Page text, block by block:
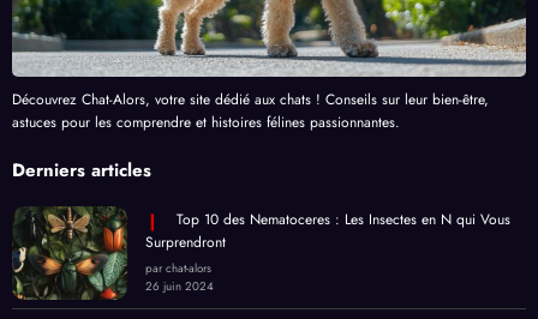
Découvrez Chat-Alors, votre site dédié aux chats ! Conseils sur leur bien-être,
astuces pour les comprendre et histoires félines passionnantes.
Derniers articles
Top 10 des Nematoceres : Les Insectes en N qui Vous
Surprendront
par chat-alors
26 juin 2024